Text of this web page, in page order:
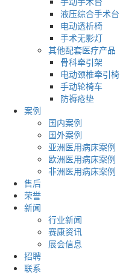
液压综合手术台
电动透析椅
手术无影灯
其他配套医疗产品
骨科牵引架
电动颈椎牵引椅
手动轮椅车
防褥疮垫
案例
国内案例
国外案例
亚洲医用病床案例
欧洲医用病床案例
非洲医用病床案例
售后
荣誉
新闻
行业新闻
赛康资讯
展会信息
招聘
联系